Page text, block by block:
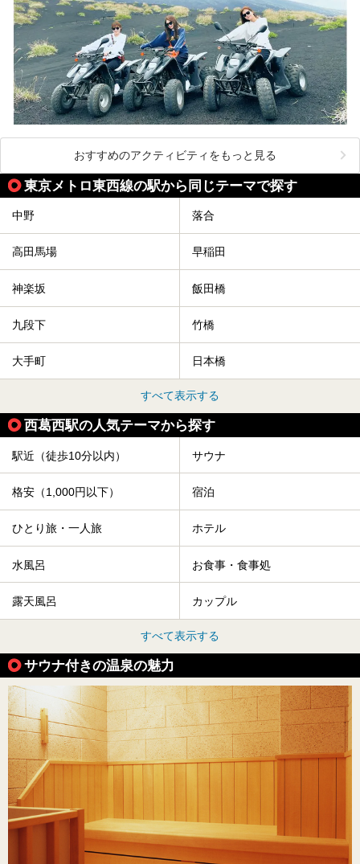
おすすめのアクティビティをもっと見る
東京メトロ東西線の駅から同じテーマで探す
中野 落合
高田馬場 早稲田
神楽坂 飯田橋
九段下 竹橋
大手町 日本橋
すべて表示する
西葛西駅の人気テーマから探す
駅近（徒歩10分以内） サウナ
格安（1,000円以下） 宿泊
ひとり旅・一人旅 ホテル
水風呂 お食事・食事処
露天風呂 カップル
すべて表示する
サウナ付きの温泉の魅力